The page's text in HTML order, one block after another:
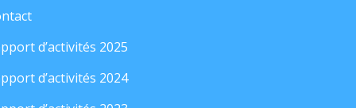
d’activités 2025
d’activités 2024